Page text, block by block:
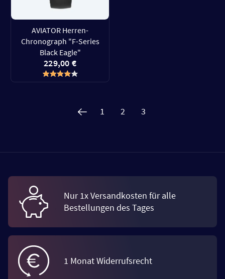
AVIATOR Herren-
Chronograph "F-Series
Black Eagle"
229,00 €
1 2 3
Nur 1x Versandkosten für alle
Bestellungen des Tages
1 Monat Widerrufsrecht